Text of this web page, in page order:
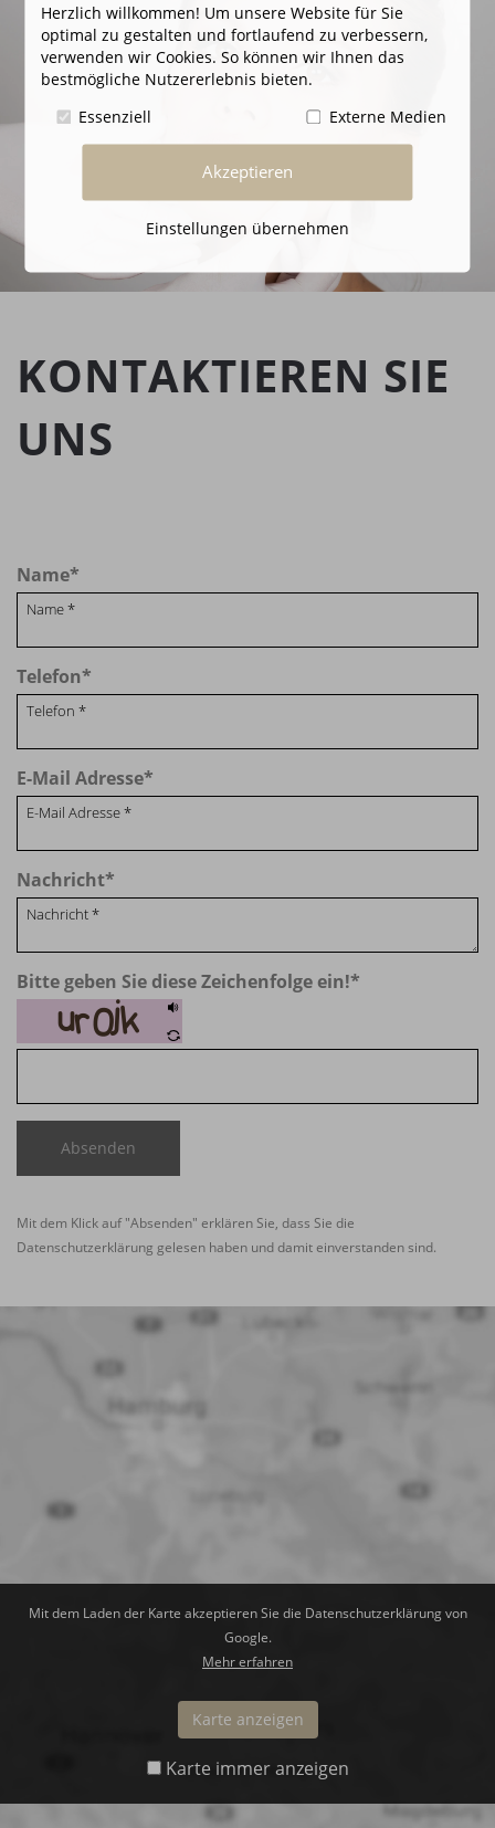
KONTAKTIEREN SIE
UNS
Name*
Telefon*
E-Mail Adresse*
Nachricht*
Bitte geben Sie diese Zeichenfolge ein!*
Absenden
Mit dem Klick auf "Absenden" erklären Sie, dass Sie die
Datenschutzerklärung gelesen haben und damit einverstanden sind.
Mit dem Laden der Karte akzeptieren Sie die Datenschutzerklärung von
Google.
Mehr erfahren
Karte anzeigen
Karte immer anzeigen
Herzlich willkommen! Um unsere Website für Sie
optimal zu gestalten und fortlaufend zu verbessern,
verwenden wir Cookies. So können wir Ihnen das
bestmögliche Nutzererlebnis bieten.
Essenziell
Externe Medien
Akzeptieren
Einstellungen übernehmen